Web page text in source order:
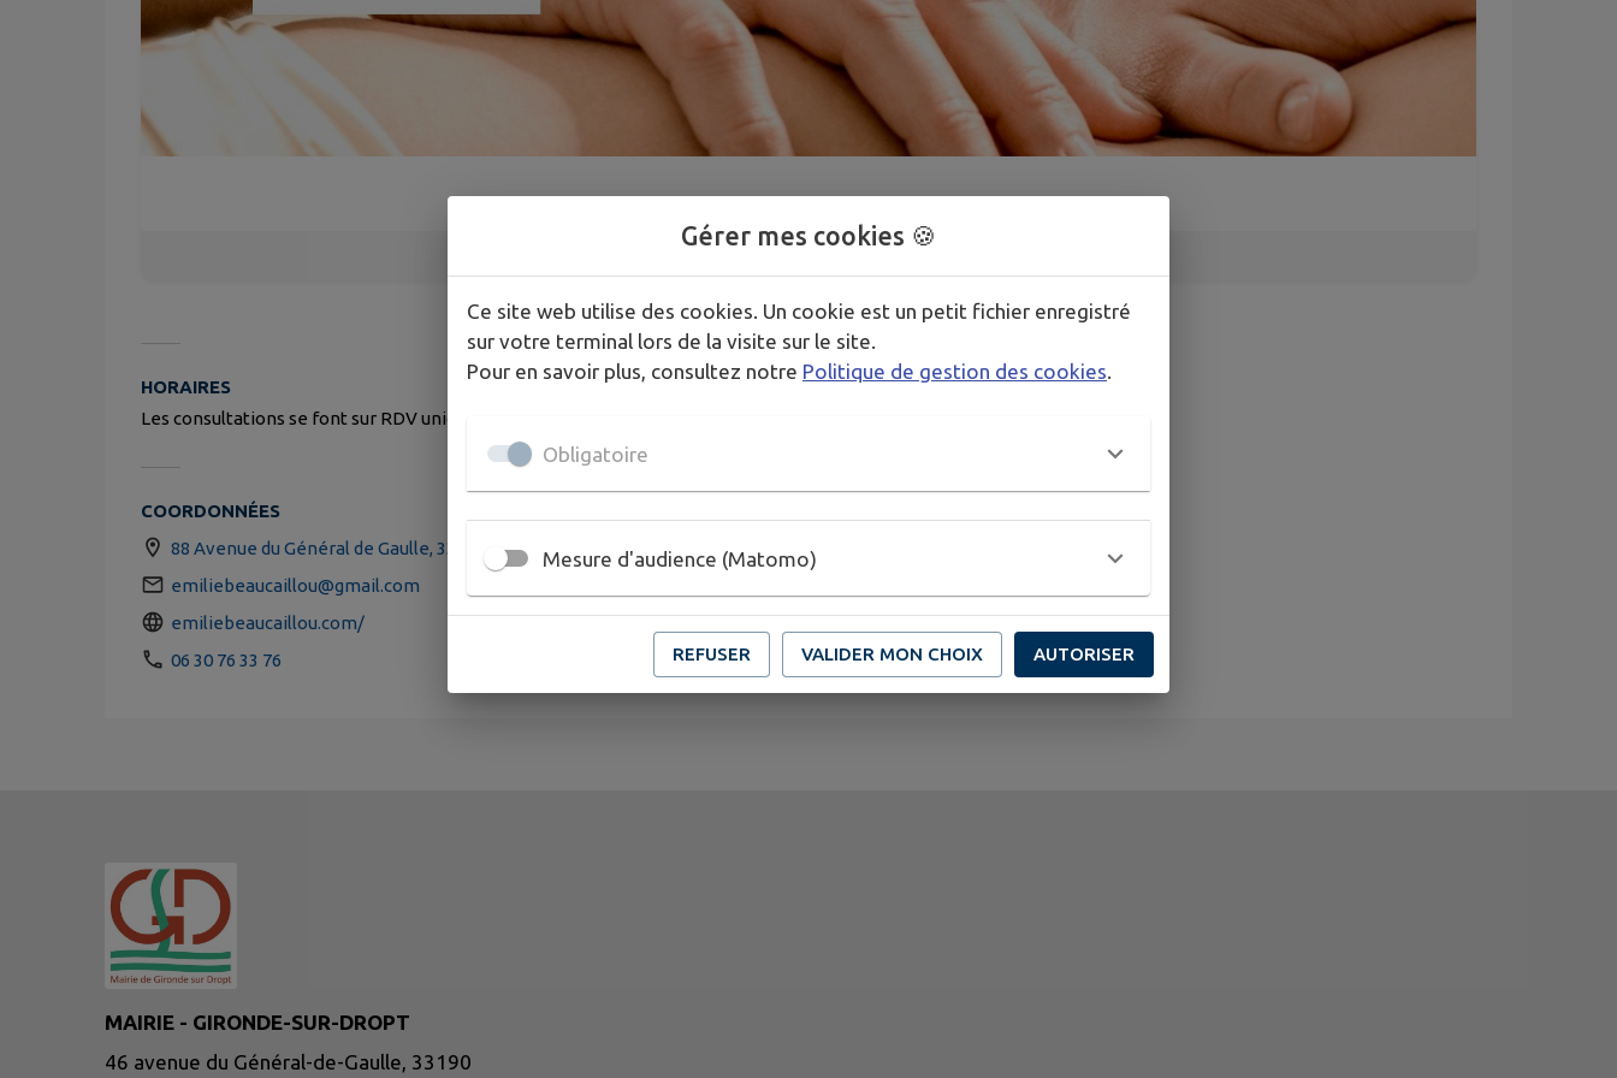
HORAIRES
Les consultations se font sur RDV uniquement, du lundi au vendredi de 9h à 19h
COORDONNÉES
88 Avenue du Général de Gaulle, 33190 Gironde-sur-Dropt
emiliebeaucaillou@gmail.com
emiliebeaucaillou.com/
06 30 76 33 76
MAIRIE - GIRONDE-SUR-DROPT
46 avenue du Général-de-Gaulle, 33190
Gérer mes cookies 🍪
Ce site web utilise des cookies. Un cookie est un petit fichier enregistré
sur votre terminal lors de la visite sur le site.
Pour en savoir plus, consultez notre Politique de gestion des cookies.
Obligatoire
Mesure d'audience (Matomo)
REFUSER VALIDER MON CHOIX AUTORISER